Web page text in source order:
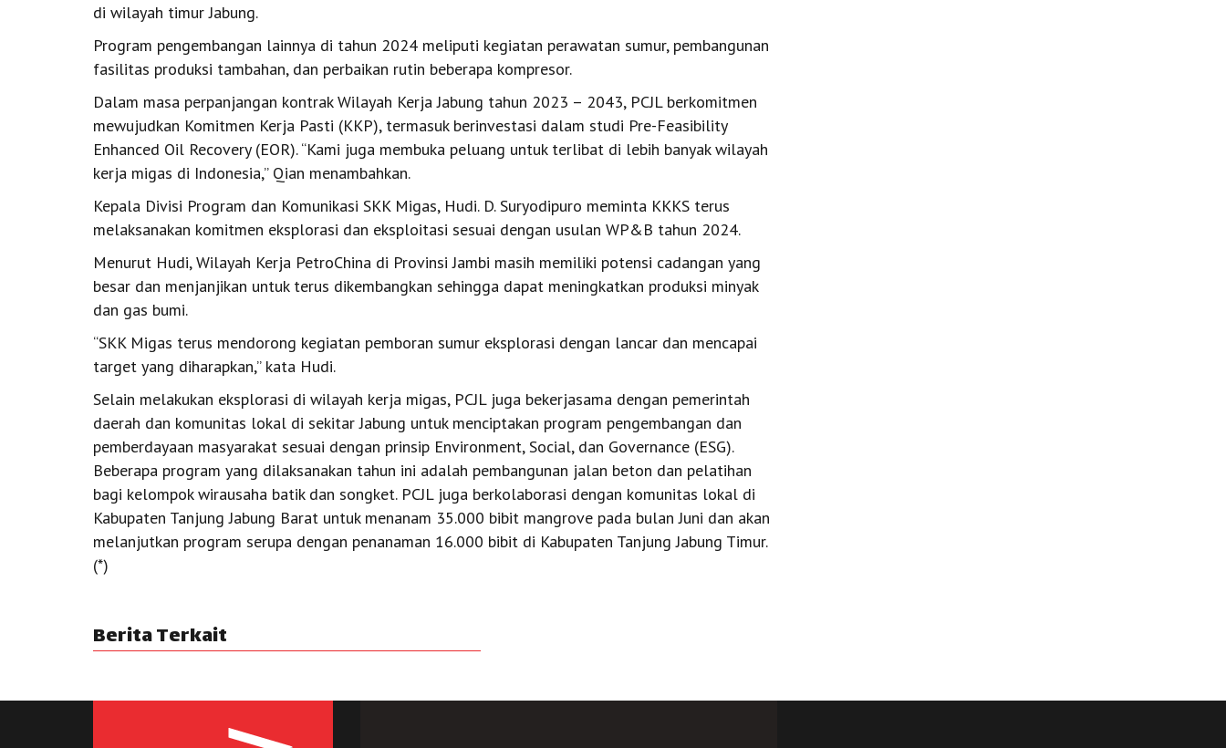
di wilayah timur Jabung.
Program pengembangan lainnya di tahun 2024 meliputi kegiatan perawatan sumur, pembangunan
fasilitas produksi tambahan, dan perbaikan rutin beberapa kompresor.
Dalam masa perpanjangan kontrak Wilayah Kerja Jabung tahun 2023 – 2043, PCJL berkomitmen
mewujudkan Komitmen Kerja Pasti (KKP), termasuk berinvestasi dalam studi Pre-Feasibility
Enhanced Oil Recovery (EOR). “Kami juga membuka peluang untuk terlibat di lebih banyak wilayah
kerja migas di Indonesia,” Qian menambahkan.
Kepala Divisi Program dan Komunikasi SKK Migas, Hudi. D. Suryodipuro meminta KKKS terus
melaksanakan komitmen eksplorasi dan eksploitasi sesuai dengan usulan WP&B tahun 2024.
Menurut Hudi, Wilayah Kerja PetroChina di Provinsi Jambi masih memiliki potensi cadangan yang
besar dan menjanjikan untuk terus dikembangkan sehingga dapat meningkatkan produksi minyak
dan gas bumi.
“SKK Migas terus mendorong kegiatan pemboran sumur eksplorasi dengan lancar dan mencapai
target yang diharapkan,” kata Hudi.
Selain melakukan eksplorasi di wilayah kerja migas, PCJL juga bekerjasama dengan pemerintah
daerah dan komunitas lokal di sekitar Jabung untuk menciptakan program pengembangan dan
pemberdayaan masyarakat sesuai dengan prinsip Environment, Social, dan Governance (ESG).
Beberapa program yang dilaksanakan tahun ini adalah pembangunan jalan beton dan pelatihan
bagi kelompok wirausaha batik dan songket. PCJL juga berkolaborasi dengan komunitas lokal di
Kabupaten Tanjung Jabung Barat untuk menanam 35.000 bibit mangrove pada bulan Juni dan akan
melanjutkan program serupa dengan penanaman 16.000 bibit di Kabupaten Tanjung Jabung Timur.
(*)
Berita Terkait